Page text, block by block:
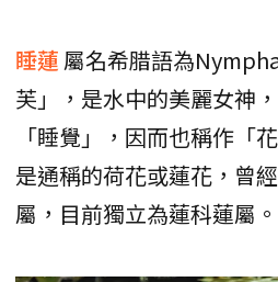
睡蓮 屬名希腊語為
芙」，是水中的美麗女神
「睡覺」，因而也稱作「
是通稱的荷花或蓮花，曾
屬，目前獨立為蓮科蓮屬。